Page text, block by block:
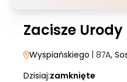
Zacisze
Wyspiańskiego | 87A,
Dzisiaj:zamknięte